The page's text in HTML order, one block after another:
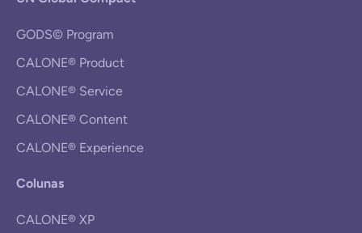
GODS© Program
CALONE® Product
CALONE® Service
CALONE® Content
CALONE® Experience
Colunas
CALONE® XP